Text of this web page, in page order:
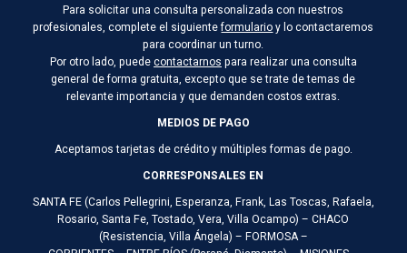
Para solicitar una consulta personalizada con nuestros
profesionales, complete el siguienteformularioy lo contactaremos
para coordinar un turno.
Por otro lado, puedecontactarnos para realizar una consulta
general de forma gratuita, excepto que se trate de temas de
relevante importancia y que demanden costos extras.
MEDIOS DE PAGO
Aceptamos tarjetas de crédito y múltiples formas de pago.
CORRESPONSALES EN
SANTA FE (Carlos Pellegrini, Esperanza, Frank, Las Toscas, Rafaela,
Rosario, Santa Fe, Tostado, Vera, Villa Ocampo) – CHACO
(Resistencia, Villa Ángela) – FORMOSA –